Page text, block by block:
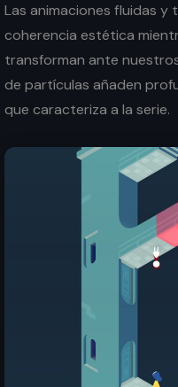
Las animaciones fluidas y
coherencia estética
transforman ante
de partículas añaden
que caracteriza a la serie.